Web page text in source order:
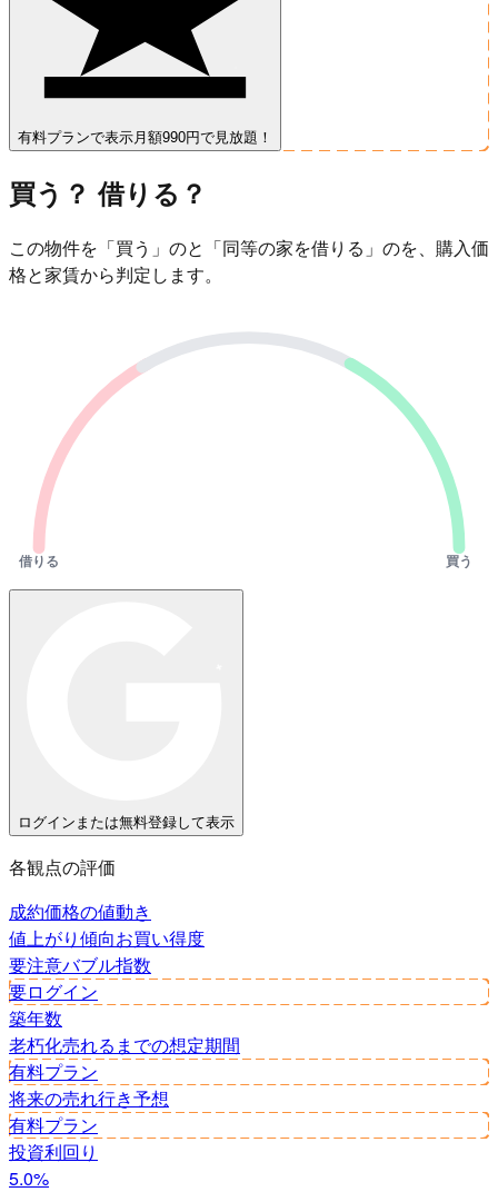
有料プランで表示 月額990円で見放題！
買う？ 借りる？
この物件を「買う」のと「同等の家を借りる」のを、購入価
格と家賃から判定します。
借りる 買う
ログインまたは無料登録して表示
各観点の評価
成約価格の値動き
値上がり傾向お買い得度
要注意バブル指数
要ログイン
築年数
老朽化売れるまでの想定期間
有料プラン
将来の売れ行き予想
有料プラン
投資利回り
5.0%